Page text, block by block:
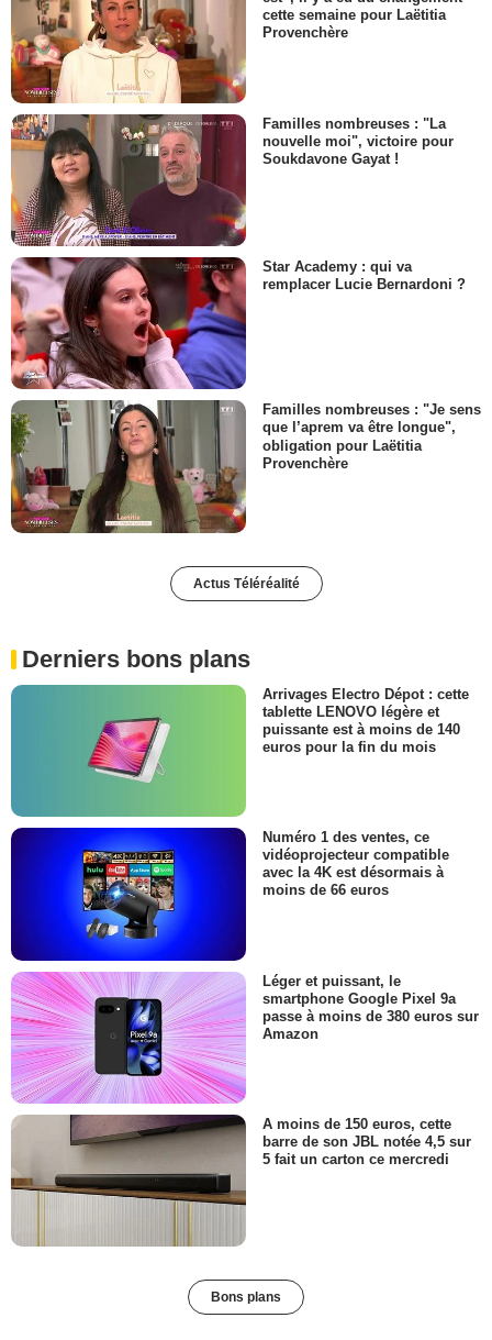
cette semaine pour Laëtitia
Provenchère
Familles nombreuses : "La
nouvelle moi", victoire pour
Soukdavone Gayat !
Star Academy : qui va
remplacer Lucie Bernardoni ?
Familles nombreuses : "Je sens
que l’aprem va être longue",
obligation pour Laëtitia
Provenchère
Actus Téléréalité
Derniers bons plans
Arrivages Electro Dépot : cette
tablette LENOVO légère et
puissante est à moins de 140
euros pour la fin du mois
Numéro 1 des ventes, ce
vidéoprojecteur compatible
avec la 4K est désormais à
moins de 66 euros
Léger et puissant, le
smartphone Google Pixel 9a
passe à moins de 380 euros sur
Amazon
A moins de 150 euros, cette
barre de son JBL notée 4,5 sur
5 fait un carton ce mercredi
Bons plans